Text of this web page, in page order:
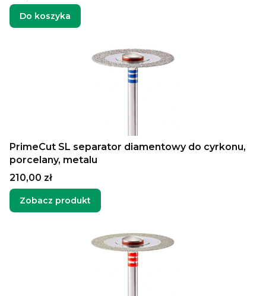
Do koszyka
PrimeCut SL separator diamentowy do cyrkonu,
porcelany, metalu
Cena
210,00 zł
Zobacz produkt